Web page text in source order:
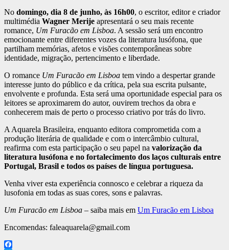
No domingo, dia 8 de junho, às 16h00, o escritor, editor e criador
multimédia Wagner Merije apresentará o seu mais recente
romance, Um Furacão em Lisboa. A sessão será um encontro
emocionante entre diferentes vozes da literatura lusófona, que
partilham memórias, afetos e visões contemporâneas sobre
identidade, migração, pertencimento e liberdade.
O romance Um Furacão em Lisboa tem vindo a despertar grande
interesse junto do público e da crítica, pela sua escrita pulsante,
envolvente e profunda. Esta será uma oportunidade especial para os
leitores se aproximarem do autor, ouvirem trechos da obra e
conhecerem mais de perto o processo criativo por trás do livro.
A Aquarela Brasileira, enquanto editora comprometida com a
produção literária de qualidade e com o intercâmbio cultural,
reafirma com esta participação o seu papel na valorização da
literatura lusófona e no fortalecimento dos laços culturais entre
Portugal, Brasil e todos os países de língua portuguesa.
Venha viver esta experiência connosco e celebrar a riqueza da
lusofonia em todas as suas cores, sons e palavras.
Um Furacão em Lisboa – saiba mais em Um Furacão em Lisboa
Encomendas: faleaquarela@gmail.com